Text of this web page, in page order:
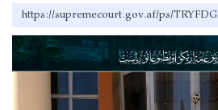
https://supremecourt.gov.af/ps/TRYFDG